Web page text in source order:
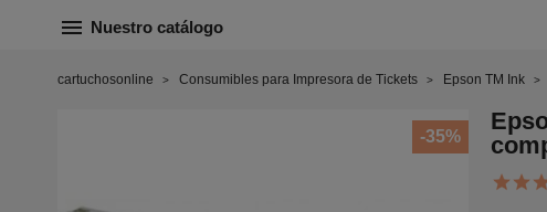
menu Nuestro catálogo
cartuchosonline Consumibles para Impresora de Tickets Epson TM Ink
-35%